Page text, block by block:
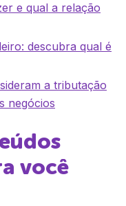
e qual a relação
descubra qual é
a tributação
negócios
você